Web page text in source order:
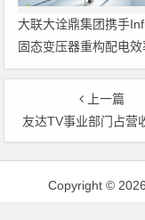
大联大诠鼎集团携手
固态变压器重构配电
上一篇
友达TV事业部门占营收比重达18％ 挑战全球LCD TV面板
文章导航
Copyright ©